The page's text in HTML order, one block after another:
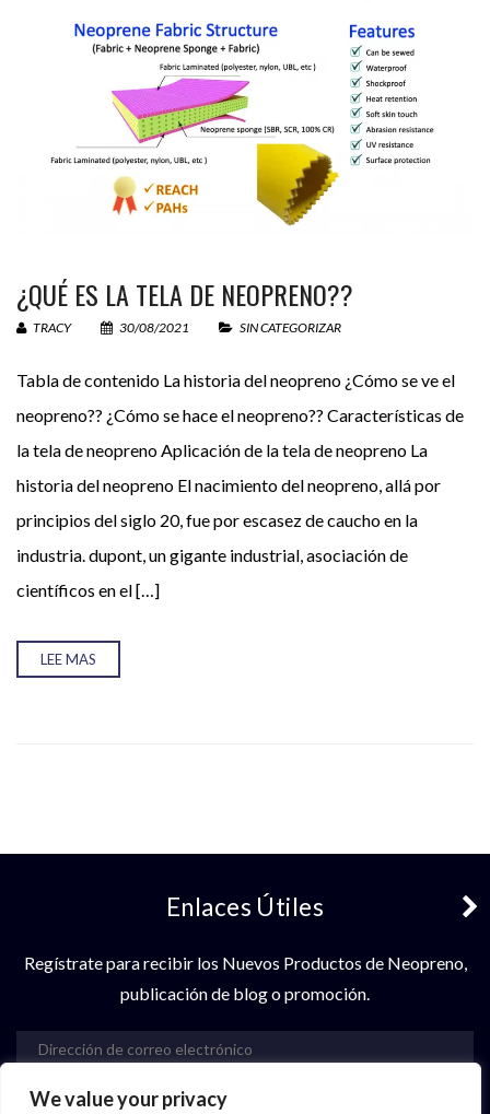
We value your privacy
3 + 3 =
¿QUÉ ES LA TELA DE NEOPRENO??
TRACY 30/08/2021 SIN CATEGORIZAR
Tabla de contenido La historia del neopreno ¿Cómo se ve el
neopreno?? ¿Cómo se hace el neopreno?? Características de
la tela de neopreno Aplicación de la tela de neopreno La
historia del neopreno El nacimiento del neopreno, allá por
principios del siglo 20, fue por escasez de caucho en la
industria. dupont, un gigante industrial, asociación de
científicos en el […]
LEE MAS
Enlaces Útiles
Regístrate para recibir los Nuevos Productos de Neopreno,
publicación de blog o promoción.
Suscribir